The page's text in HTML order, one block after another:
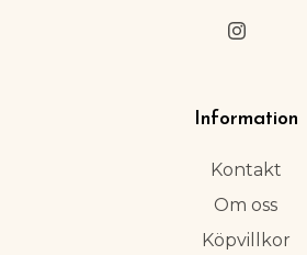
Information
Kontakt
Om oss
Köpvillkor